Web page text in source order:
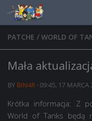
Skip to content
PATCHE / WORLD OF
Mała
BY BIN4R · 09:45, 17 MARCA
Krótka informacja: Z
World of Tanks będą